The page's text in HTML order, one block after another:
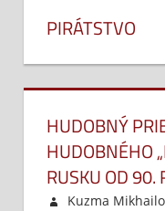
PIRÁTSTVO
HUDOBNÝ
HUDOBNÉHO
RUSKU OD 90.
Kuzma